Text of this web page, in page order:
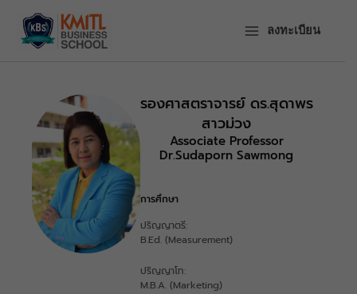
ลงทะเบียน
รองศาสตราจารย์ ดร.สุดาพร
สาวม่วง
Associate Professor
Dr.Sudaporn Sawmong
การศึกษา
ปริญญาตรี:
B.Ed. (Measurement)
ปริญญาโท:
M.B.A. (Marketing)